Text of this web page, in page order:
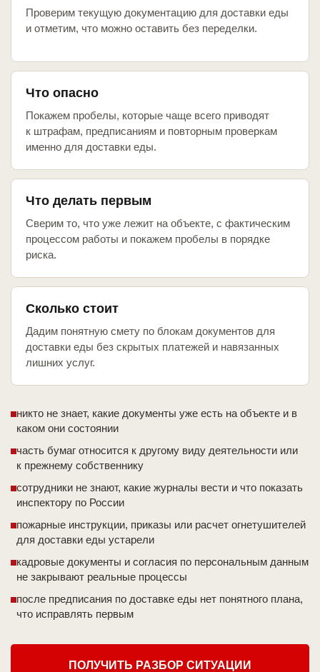
Проверим текущую документацию для доставки еды
и отметим, что можно оставить без переделки.
Что опасно
Покажем пробелы, которые чаще всего приводят
к штрафам, предписаниям и повторным проверкам
именно для доставки еды.
Что делать первым
Сверим то, что уже лежит на объекте, с фактическим
процессом работы и покажем пробелы в порядке
риска.
Сколько стоит
Дадим понятную смету по блокам документов для
доставки еды без скрытых платежей и навязанных
лишних услуг.
никто не знает, какие документы уже есть на объекте и в
каком они состоянии
часть бумаг относится к другому виду деятельности или
к прежнему собственнику
сотрудники не знают, какие журналы вести и что показать
инспектору по России
пожарные инструкции, приказы или расчет огнетушителей
для доставки еды устарели
кадровые документы и согласия по персональным данным
не закрывают реальные процессы
после предписания по доставке еды нет понятного плана,
что исправлять первым
ПОЛУЧИТЬ РАЗБОР СИТУАЦИИ